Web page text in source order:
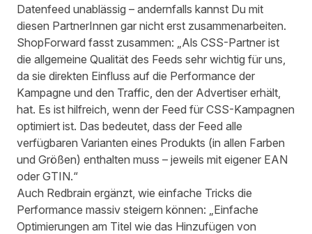
Datenfeed unablässig – andernfalls kannst Du mit
diesen PartnerInnen gar nicht erst zusammenarbeiten.
ShopForward fasst zusammen: „Als CSS-Partner ist
die allgemeine Qualität des Feeds sehr wichtig für uns,
da sie direkten Einfluss auf die Performance der
Kampagne und den Traffic, den der Advertiser erhält,
hat. Es ist hilfreich, wenn der Feed für CSS-Kampagnen
optimiert ist. Das bedeutet, dass der Feed alle
verfügbaren Varianten eines Produkts (in allen Farben
und Größen) enthalten muss – jeweils mit eigener EAN
oder GTIN.“
Auch Redbrain ergänzt, wie einfache Tricks die
Performance massiv steigern können: „Einfache
Optimierungen am Titel wie das Hinzufügen von